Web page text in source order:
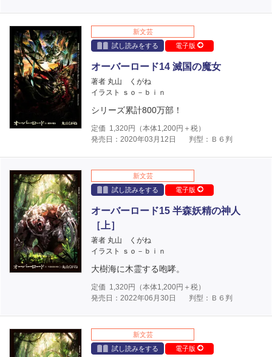
新文芸
試し読みをする
電子版
オーバーロード14 滅国の魔女
著者 丸山 くがね
イラスト ｓｏ－ｂｉｎ
シリーズ累計800万部！
定価 1,320円（本体1,200円＋税）
発売日：2020年03月12日
判型：Ｂ６判
新文芸
試し読みをする
電子版
オーバーロード15 半森妖精の神人
［上］
著者 丸山 くがね
イラスト ｓｏ－ｂｉｎ
大樹海に木霊する咆哮。
定価 1,320円（本体1,200円＋税）
発売日：2022年06月30日
判型：Ｂ６判
新文芸
試し読みをする
電子版